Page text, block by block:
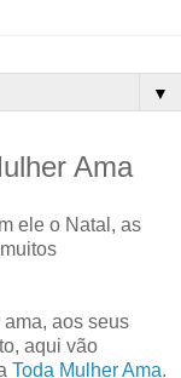
▼
Ama
ele o Natal, as
aos seus
aqui vão
Toda Mulher Ama.